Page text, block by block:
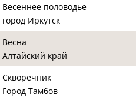
Весеннее половодье
город Иркутск
Весна
Алтайский край
Скворечник
Город Тамбов